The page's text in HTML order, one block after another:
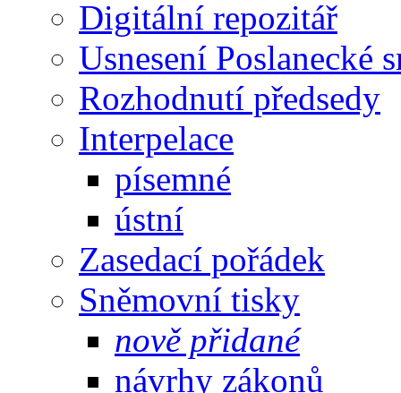
Digitální repozitář
Usnesení Poslanecké
Rozhodnutí předsedy
Interpelace
písemné
ústní
Zasedací pořádek
Sněmovní tisky
nově přidané
návrhy zákonů